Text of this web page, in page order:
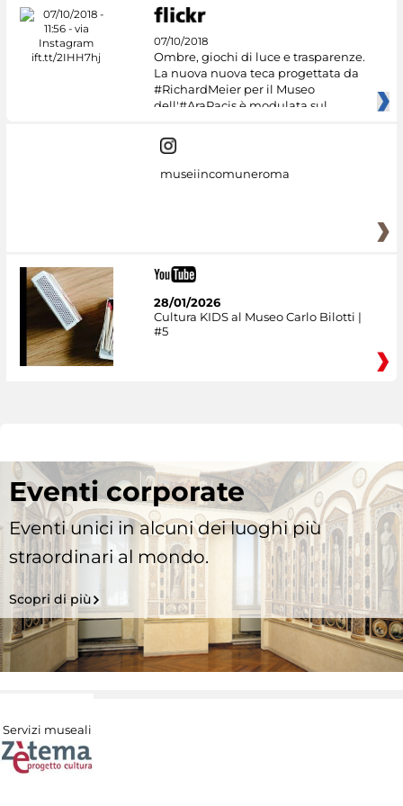
07/10/2018
Ombre, giochi di luce e trasparenze.
La nuova nuova teca progettata da
#RichardMeier per il Museo
dell'#AraPacis è modulata sul
museiincomuneroma
28/01/2026
Cultura KIDS al Museo Carlo Bilotti |
#5
Eventi corporate
Eventi unici in alcuni dei luoghi più
straordinari al mondo.
Scopri di più
Servizi museali